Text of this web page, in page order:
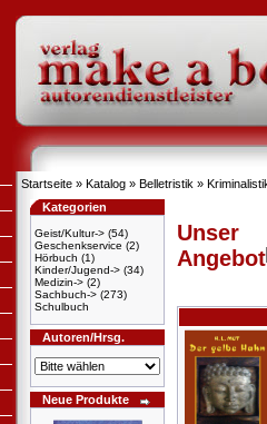
Startseite » Katalog » Belletristik »
Kategorien
Geist/Kultur-> (54)
Geschenkservice (2)
Hörbuch (1)
Kinder/Jugend-> (34)
Medizin-> (2)
Sachbuch-> (273)
Schulbuch
Autoren/Hrsg.
Neue Produkte
Unser
Angebot